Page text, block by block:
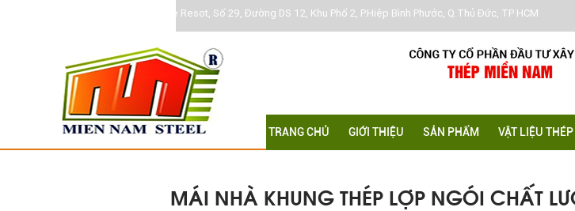
Khu DC Jamona Home Resot, Số 29, Đường DS 12, Khu Phố 2, P.Hiệp Bình Phước, Q.Thủ Đức, TP HCM
TRANG CHỦ GIỚI THIỆU SẢN PHẨM VẬT LIỆU
MÁI NHÀ KHUNG THÉP LỢP NGÓI CHẤT